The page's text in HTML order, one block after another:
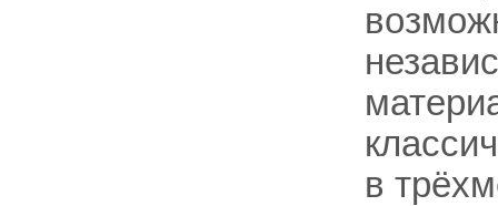
в